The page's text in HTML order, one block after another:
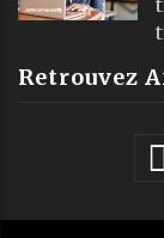
Retrouvez